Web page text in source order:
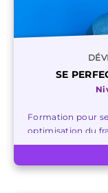
SE
Formation pour
optimisation du
composants,